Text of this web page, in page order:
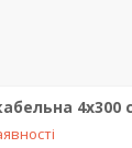
4x300